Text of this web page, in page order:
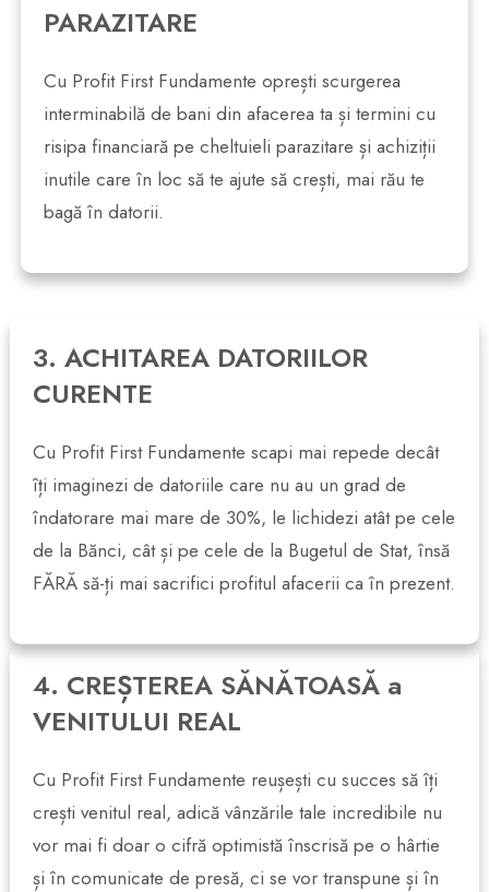
PARAZITARE
Cu Profit First Fundamente oprești scurgerea
interminabilă de bani din afacerea ta și termini cu
risipa financiară pe cheltuieli parazitare și achiziții
inutile care în loc să te ajute să crești, mai rău te
bagă în datorii.
3. ACHITAREA DATORIILOR
CURENTE
Cu Profit First Fundamente scapi mai repede decât
îți imaginezi de datoriile care nu au un grad de
îndatorare mai mare de 30%, le lichidezi atât pe cele
de la Bănci, cât și pe cele de la Bugetul de Stat, însă
FĂRĂ să-ți mai sacrifici profitul afacerii ca în prezent.
4. CREȘTEREA SĂNĂTOASĂ a
VENITULUI REAL
Cu Profit First Fundamente reușești cu succes să îți
crești venitul real, adică vânzările tale incredibile nu
vor mai fi doar o cifră optimistă înscrisă pe o hârtie
și în comunicate de presă, ci se vor transpune și în